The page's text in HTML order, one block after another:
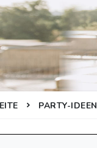
PARTY-IDEEN